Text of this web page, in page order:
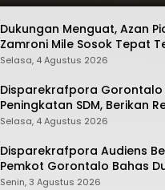
Dukungan Menguat, Azan
Zamroni Mile Sosok Tepat
Pembangunan Bone Bolango
Selasa, 4 Agustus 2026
Disparekrafpora Gorontalo
Peningkatan SDM, Berikan
Studi S3 bagi Pegawai
Selasa, 4 Agustus 2026
Disparekrafpora Audiens
Pemkot Gorontalo Bahas
2026
Senin, 3 Agustus 2026